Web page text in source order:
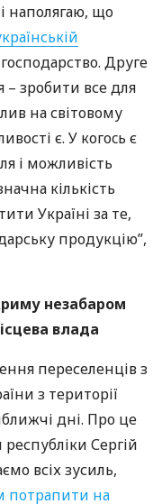
і наполягаю, що
Друге
– зробити все для
на світовому
є. У когоcь є
і можливість
кількість
Україні за те,
продукцію”,
незабаром
влада
переселенців з
з території
дні. Про це
Сергій
всіх зусиль,
потрапити на